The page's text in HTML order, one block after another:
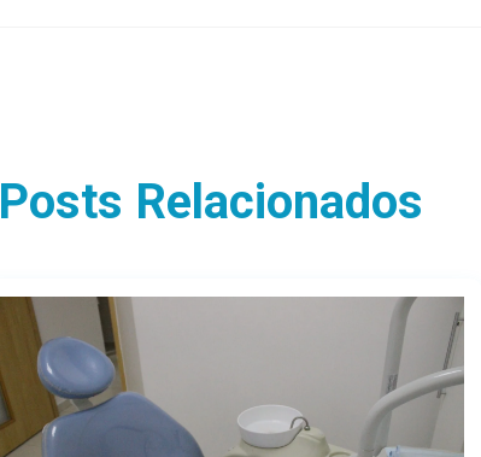
Posts Relacionados